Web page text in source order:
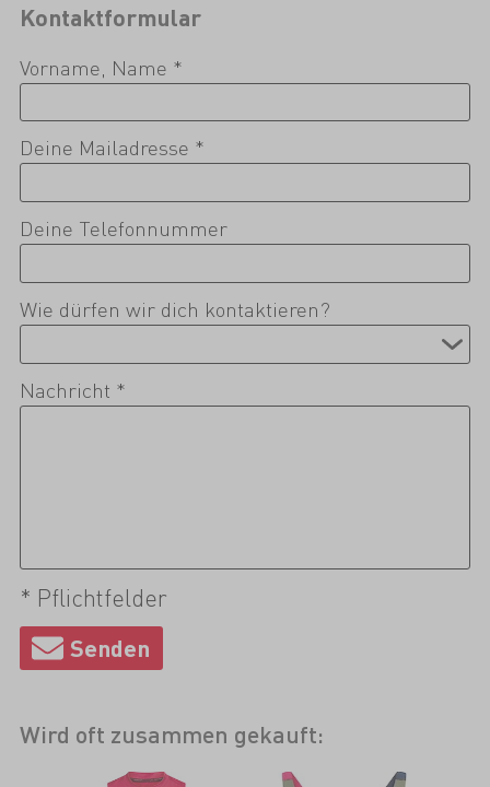
Kontaktformular
Vorname, Name *
Deine Mailadresse *
Deine Telefonnummer
Wie dürfen wir dich kontaktieren?
Nachricht *
* Pflichtfelder
Wird oft zusammen gekauft: